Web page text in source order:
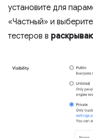
установите для
«Частный» и
тестеров в